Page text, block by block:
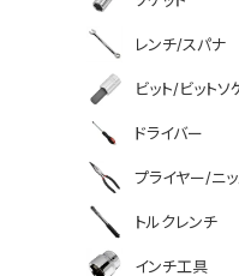
レンチ/スパナ
ビット/ビットソ
ドライバー
プライヤー/ニ
トルクレンチ
インチ工具